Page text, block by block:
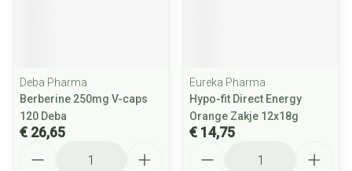
Deba Pharma
Berberine 250mg V-caps
120 Deba
€ 26,65
Eureka Pharma
Hypo-fit Direct Energy
Orange Zakje 12x18g
€ 14,75